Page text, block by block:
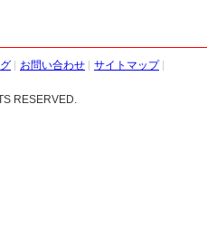
お問い合わせ サイトマップ
RESERVED.